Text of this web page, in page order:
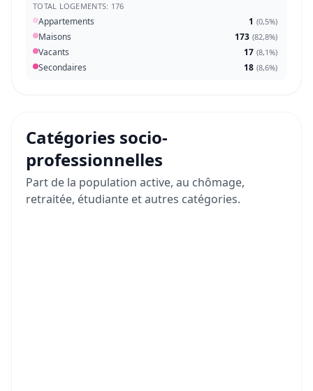
TOTAL LOGEMENTS: 176
Appartements 1 (0,5%)
Maisons 173 (82,8%)
Vacants 17 (8,1%)
Secondaires 18 (8,6%)
Catégories socio-
professionnelles
Part de la population active, au chômage,
retraitée, étudiante et autres catégories.